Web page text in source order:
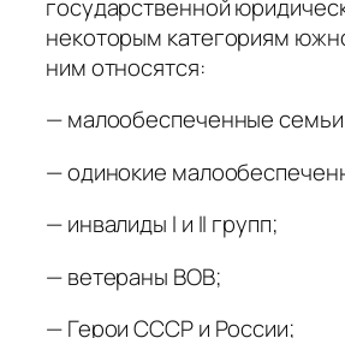
государственной
некоторым категориям
ним относятся:
— малообеспеченные
— одинокие
— инвалиды I и II групп;
— ветераны ВОВ;
— Герои СССР и России;